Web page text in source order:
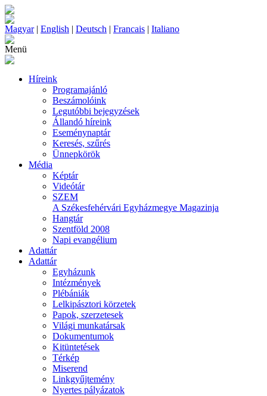
Magyar| English | Deutsch | Francais | Italiano
Menü
Híreink
Programajánló
Beszámolóink
Legutóbbi bejegyzések
Állandó híreink
Eseménynaptár
Keresés, szűrés
Ünnepkörök
Média
Képtár
Videótár
SZEM
A Székesfehérvári Egyházmegye Magazinja
Hangtár
Szentföld 2008
Napi evangélium
Adattár
Adattár
Egyházunk
Intézmények
Plébániák
Lelkipásztori körzetek
Papok, szerzetesek
Világi munkatársak
Dokumentumok
Kitüntetések
Térkép
Miserend
Linkgyűjtemény
Nyertes pályázatok